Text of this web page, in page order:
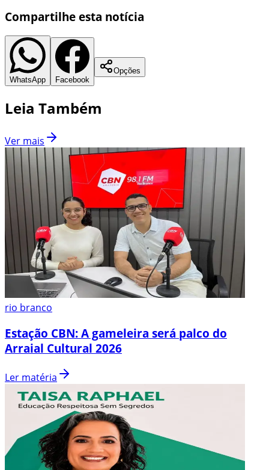
Compartilhe esta notícia
WhatsApp Facebook
Opções
Leia Também
Ver mais
rio branco
Estação CBN: A gameleira será palco do
Arraial Cultural 2026
Ler matéria